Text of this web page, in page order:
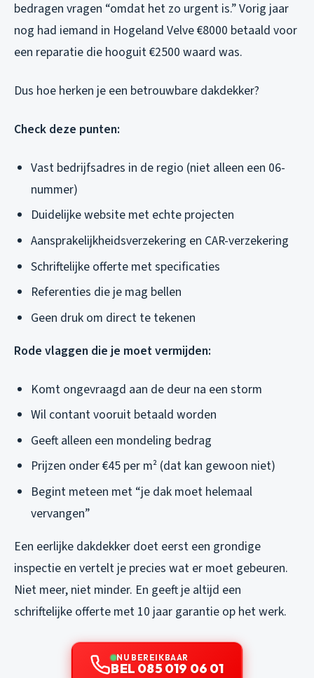
bedragen vragen “omdat het zo urgent is.” Vorig jaar
nog had iemand in Hogeland Velve €8000 betaald voor
een reparatie die hooguit €2500 waard was.
Dus hoe herken je een betrouwbare dakdekker?
Check deze punten:
Vast bedrijfsadres in de regio (niet alleen een 06-
nummer)
Duidelijke website met echte projecten
Aansprakelijkheidsverzekering en CAR-verzekering
Schriftelijke offerte met specificaties
Referenties die je mag bellen
Geen druk om direct te tekenen
Rode vlaggen die je moet vermijden:
Komt ongevraagd aan de deur na een storm
Wil contant vooruit betaald worden
Geeft alleen een mondeling bedrag
Prijzen onder €45 per m² (dat kan gewoon niet)
Begint meteen met “je dak moet helemaal
vervangen”
Een eerlijke dakdekker doet eerst een grondige
inspectie en vertelt je precies wat er moet gebeuren.
Niet meer, niet minder. En geeft je altijd een
schriftelijke offerte met 10 jaar garantie op het werk.
NU BEREIKBAAR
BEL 085 019 06 01